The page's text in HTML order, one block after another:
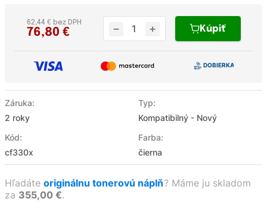
Záruka:
2 roky
Typ:
Kompatibilný - Nový
Kód:
cf330x
Farba:
čierna
76,80 €
62,44 € bez DPH
Kúpiť
Hľadáte originálnu tonerovú náplň? Máme ju skladom
za 355,00 €.